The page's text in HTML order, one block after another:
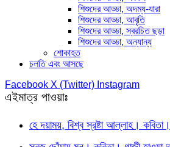
শিশুদের আড্ডা, অদম্য-যারা
শিশুদের আড্ডা, আবৃতি
শিশুদের আড্ডা, স্বরচিত ছড়া
শিশুদের আড্ডা, অন্যান্য
শোকাহত
চলতি এবং আসছে
Facebook X (Twitter) Instagram
এইমাত্র পাওয়াঃ
হে দয়াময়, বিশ্ব স্রষ্টা আল্লাহ।